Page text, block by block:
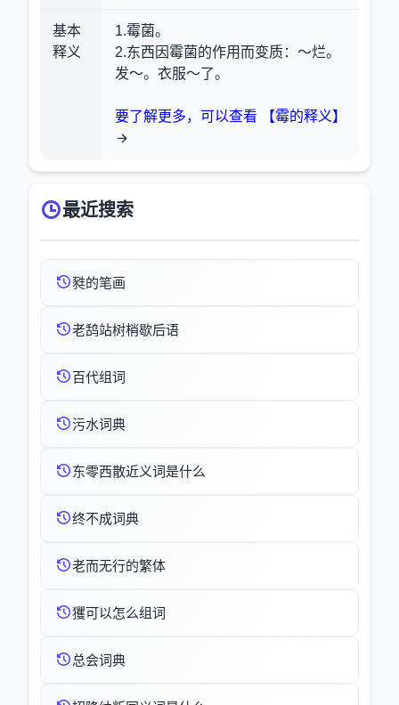
基本
释义
1.霉菌。
2.东西因霉菌的作用而变质：～烂。
发～。衣服～了。
要了解更多，可以查看 【霉的释义】
最近搜索
甤的笔画
老鸹站树梢歇后语
百代组词
污水词典
东零西散近义词是什么
终不成词典
老而无行的繁体
玃可以怎么组词
总会词典